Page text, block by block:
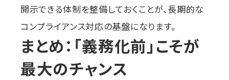
開示できる体制を整備しておくことが、長期的な
コンプライアンス対応の基盤になります。
まとめ：「義務化前」こそが
最大のチャンス